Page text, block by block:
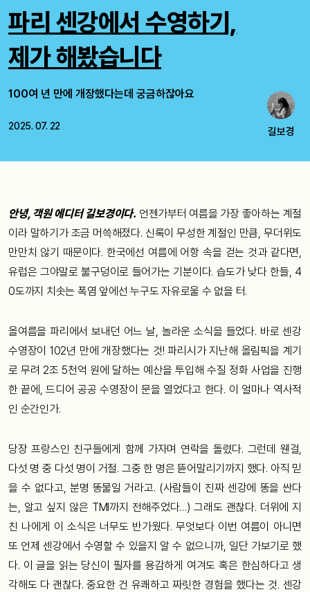
파리 센강에서 수영하기,
제가 해봤습니다
100여 년 만에 개장했다는데 궁금하잖아요
2025. 07. 22 길보경
안녕, 객원 에디터 길보경이다. 언젠가부터 여름을 가장 좋아하는 계절
이라 말하기가 조금 머쓱해졌다. 신록이 무성한 계절인 만큼, 무더위도
만만치 않기 때문이다. 한국에선 여름에 어항 속을 걷는 것과 같다면,
유럽은 그야말로 불구덩이로 들어가는 기분이다. 습도가 낮다 한들, 4
0도까지 치솟는 폭염 앞에선 누구도 자유로울 수 없을 터.
올여름을 파리에서 보내던 어느 날, 놀라운 소식을 들었다. 바로 센강
수영장이 102년 만에 개장했다는 것! 파리시가 지난해 올림픽을 계기
로 무려 2조 5천억 원에 달하는 예산을 투입해 수질 정화 사업을 진행
한 끝에, 드디어 공공 수영장이 문을 열었다고 한다. 이 얼마나 역사적
인 순간인가.
당장 프랑스인 친구들에게 함께 가자며 연락을 돌렸다. 그런데 웬걸,
다섯 명 중 다섯 명이 거절. 그중 한 명은 뜯어말리기까지 했다. 아직 믿
을 수 없다고, 분명 똥물일 거라고. (사람들이 진짜 센강에 똥을 싼다
는, 알고 싶지 않은 TMI까지 전해주었다…) 그래도 괜찮다. 더위에 지
친 나에게 이 소식은 너무도 반가웠다. 무엇보다 이번 여름이 아니면
또 언제 센강에서 수영할 수 있을지 알 수 없으니까, 일단 가보기로 했
다. 이 글을 읽는 당신이 필자를 용감하게 여겨도 혹은 한심하다고 생
각해도 다 괜찮다. 중요한 건 유쾌하고 짜릿한 경험을 했다는 것. 센강